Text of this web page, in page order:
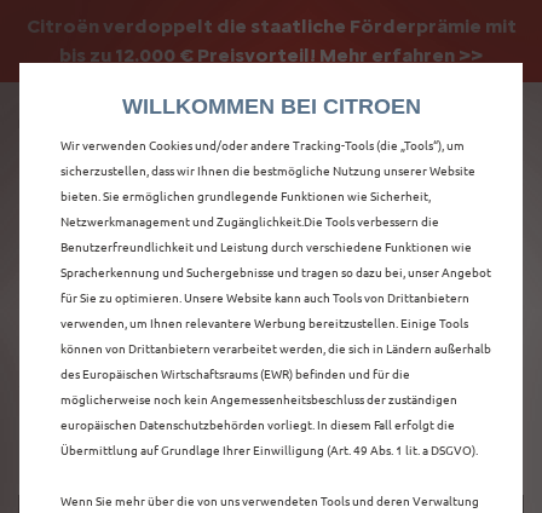
Citroën verdoppelt die staatliche Förderprämie mit
bis zu 12.000 € Preisvorteil! Mehr erfahren >>
Citroën verdoppelt die Förderprämie - 3.000 €
Grundförderung für jeden! Mehr erfahren >>
ENTDECKEN SIE ALLE
NEUER C5 AIRCROSS
NEUWAGEN IN
WETZLAR
WILLKOMMEN BEI CITROEN
Wir verwenden Cookies und/oder andere Tracking-Tools (die „Tools“), um
sicherzustellen, dass wir Ihnen die bestmögliche Nutzung unserer Website
bieten. Sie ermöglichen grundlegende Funktionen wie Sicherheit,
Netzwerkmanagement und Zugänglichkeit.Die Tools verbessern die
Benutzerfreundlichkeit und Leistung durch verschiedene Funktionen wie
Spracherkennung und Suchergebnisse und tragen so dazu bei, unser Angebot
für Sie zu optimieren. Unsere Website kann auch Tools von Drittanbietern
verwenden, um Ihnen relevantere Werbung bereitzustellen. Einige Tools
können von Drittanbietern verarbeitet werden, die sich in Ländern außerhalb
des Europäischen Wirtschaftsraums (EWR) befinden und für die
möglicherweise noch kein Angemessenheitsbeschluss der zuständigen
europäischen Datenschutzbehörden vorliegt. In diesem Fall erfolgt die
Übermittlung auf Grundlage Ihrer Einwilligung (Art. 49 Abs. 1 lit. a DSGVO).
Wenn Sie mehr über die von uns verwendeten Tools und deren Verwaltung